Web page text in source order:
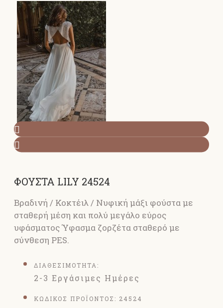
ΦΟΥΣΤΑ LILY 24524
Βραδινή / Κοκτέιλ / Νυφική μάξι φούστα με
σταθερή μέση και πολύ μεγάλο εύρος
υφάσματος Ύφασμα ζορζέτα σταθερό με
σύνθεση PES.
ΔΙΑΘΕΣΙΜΟΤΗΤΑ:
2-3 Εργάσιμες Ημέρες
ΚΩΔΙΚΟΣ ΠΡΟΪΟΝΤΟΣ: 24524